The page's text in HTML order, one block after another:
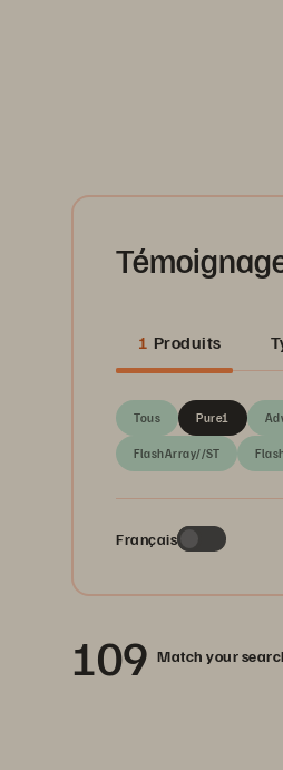
1 Produits
Tous
FlashArray//ST
Pure1
Français
109 Match your